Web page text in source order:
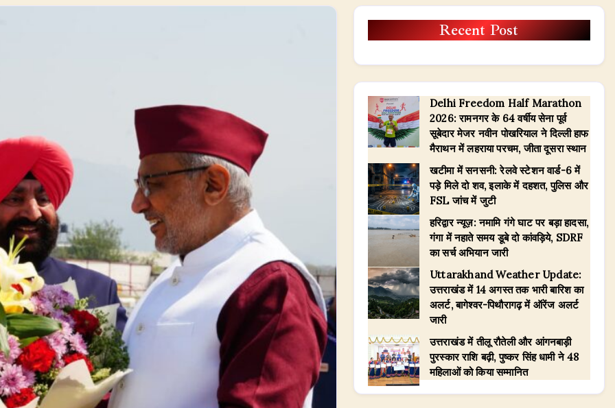
Recent Post
Delhi Freedom Half Marathon
2026: रामनगर के 64 वर्षीय सेना पूर्व
सूबेदार मेजर नवीन पोखरियाल ने दिल्ली हाफ
मैराथन में लहराया परचम, जीता दूसरा स्थान
खटीमा में सनसनी: रेलवे स्टेशन वार्ड-6 में
पड़े मिले दो शव, इलाके में दहशत, पुलिस और
FSL जांच में जुटी
हरिद्वार न्यूज़: नमामि गंगे घाट पर बड़ा हादसा,
गंगा में नहाते समय डूबे दो कांवड़िये, SDRF
का सर्च अभियान जारी
Uttarakhand Weather Update:
उत्तराखंड में 14 अगस्त तक भारी बारिश का
अलर्ट, बागेश्वर-पिथौरागढ़ में ऑरेंज अलर्ट
जारी
उत्तराखंड में तीलू रौतेली और आंगनबाड़ी
पुरस्कार राशि बढ़ी, पुष्कर सिंह धामी ने 48
महिलाओं को किया सम्मानित